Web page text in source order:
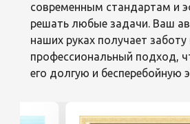
современным стандартам и
решать любые задачи. Ваш
наших руках получает заботу
профессиональный подход,
его долгую и бесперебойную